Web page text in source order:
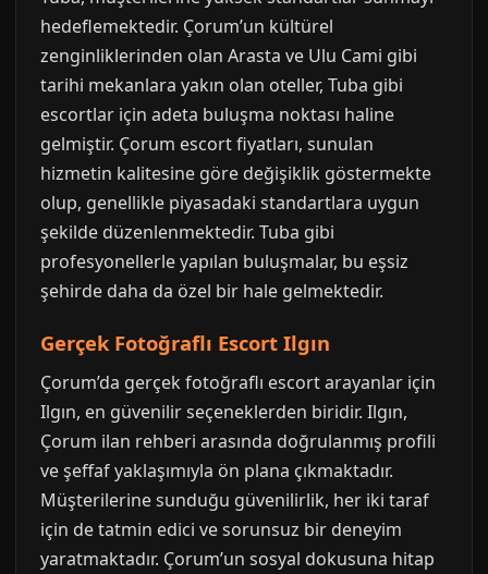
hedeflemektedir. Çorum’un kültürel
zenginliklerinden olan Arasta ve Ulu Cami gibi
tarihi mekanlara yakın olan oteller, Tuba gibi
escortlar için adeta buluşma noktası haline
gelmiştir. Çorum escort fiyatları, sunulan
hizmetin kalitesine göre değişiklik göstermekte
olup, genellikle piyasadaki standartlara uygun
şekilde düzenlenmektedir. Tuba gibi
profesyonellerle yapılan buluşmalar, bu eşsiz
şehirde daha da özel bir hale gelmektedir.
Gerçek Fotoğraflı Escort Ilgın
Çorum’da gerçek fotoğraflı escort arayanlar için
Ilgın, en güvenilir seçeneklerden biridir. Ilgın,
Çorum ilan rehberi arasında doğrulanmış profili
ve şeffaf yaklaşımıyla ön plana çıkmaktadır.
Müşterilerine sunduğu güvenilirlik, her iki taraf
için de tatmin edici ve sorunsuz bir deneyim
yaratmaktadır. Çorum’un sosyal dokusuna hitap